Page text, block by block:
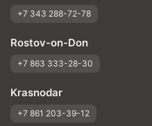
+7 343 288-72-78
Rostov-on-Don
+7 863 333-28-30
Krasnodar
+7 861 203-39-12